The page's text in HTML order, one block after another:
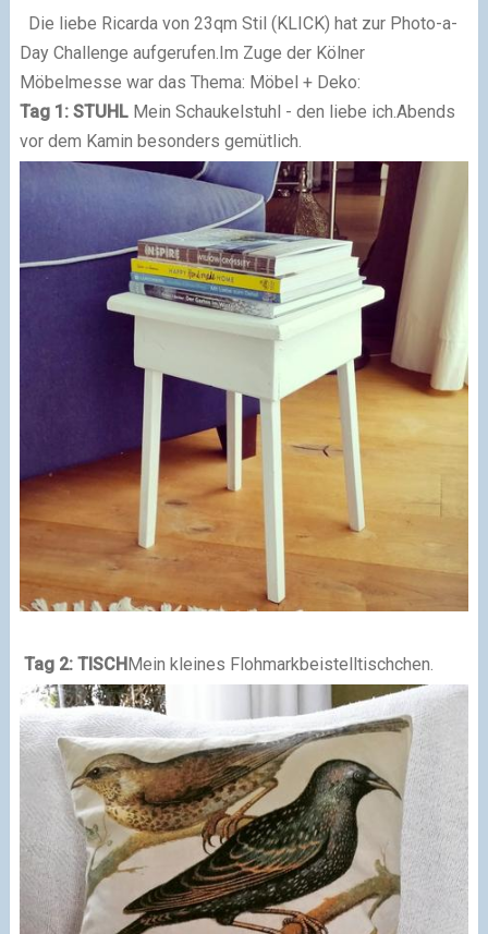
Die liebe Ricarda von 23qm Stil (KLICK) hat zur Photo-a-
Day Challenge aufgerufen. Im Zuge der Kölner
Möbelmesse war das Thema: Möbel + Deko:
Tag 1: STUHLMein Schaukelstuhl - den liebe ich.Abends
vor dem Kamin besonders gemütlich.
Tag 2: TISCHMein kleines Flohmarkbeistelltischchen.